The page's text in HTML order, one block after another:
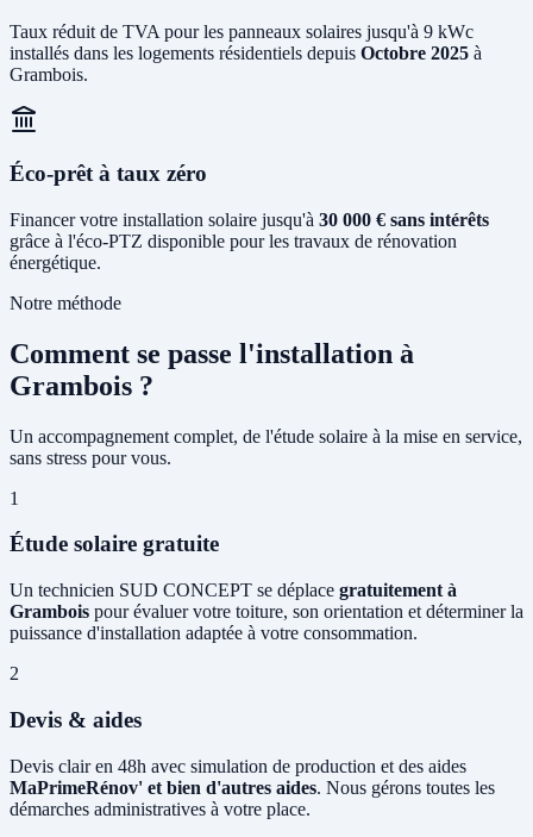
Taux réduit de TVA pour les panneaux solaires jusqu'à 9 kWc
installés dans les logements résidentiels depuis Octobre 2025 à
Grambois.
Éco-prêt à taux zéro
Financer votre installation solaire jusqu'à 30 000 € sans intérêts
grâce à l'éco-PTZ disponible pour les travaux de rénovation
énergétique.
Notre méthode
Comment se passe l'installation à
Grambois ?
Un accompagnement complet, de l'étude solaire à la mise en service,
sans stress pour vous.
1
Étude solaire gratuite
Un technicien SUD CONCEPT se déplace gratuitement à
Grambois pour évaluer votre toiture, son orientation et déterminer la
puissance d'installation adaptée à votre consommation.
2
Devis & aides
Devis clair en 48h avec simulation de production et des aides
MaPrimeRénov' et bien d'autres aides. Nous gérons toutes les
démarches administratives à votre place.